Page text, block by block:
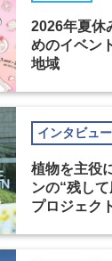
2026年夏休
めのイベン
地域
インタビュー
植物を主役
ンの“残し
プロジェク